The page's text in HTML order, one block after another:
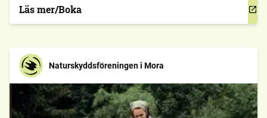
Läs mer/Boka
Naturskyddsföreningen i Mora